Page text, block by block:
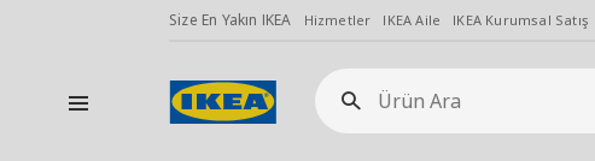
Size En Yakın IKEA Hizmetler IKEA Aile IKEA Kurumsal Satış
Ürün
Ara